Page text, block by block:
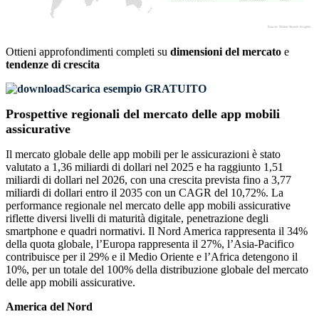
Ottieni approfondimenti completi su dimensioni del mercato e
tendenze di crescita
Scarica esempio GRATUITO
Prospettive regionali del mercato delle app mobili
assicurative
Il mercato globale delle app mobili per le assicurazioni è stato
valutato a 1,36 miliardi di dollari nel 2025 e ha raggiunto 1,51
miliardi di dollari nel 2026, con una crescita prevista fino a 3,77
miliardi di dollari entro il 2035 con un CAGR del 10,72%. La
performance regionale nel mercato delle app mobili assicurative
riflette diversi livelli di maturità digitale, penetrazione degli
smartphone e quadri normativi. Il Nord America rappresenta il 34%
della quota globale, l’Europa rappresenta il 27%, l’Asia-Pacifico
contribuisce per il 29% e il Medio Oriente e l’Africa detengono il
10%, per un totale del 100% della distribuzione globale del mercato
delle app mobili assicurative.
America del Nord